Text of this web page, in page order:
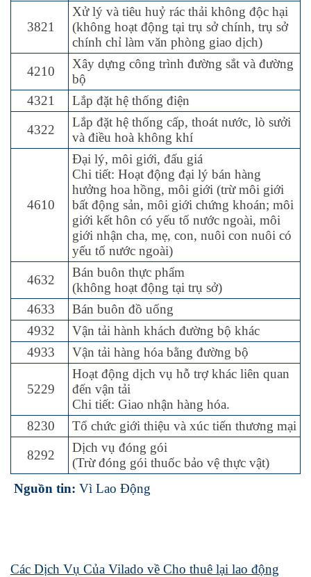
3821
Xử lý và tiêu huỷ rác thải không độc hại
(không hoạt động tại trụ sở chính, trụ sở
chính chỉ làm văn phòng giao dịch)
4210
Xây dựng công trình đường sắt và đường
bộ
4321
Lắp đặt hệ thống điện
4322
Lắp đặt hệ thống cấp, thoát nước, lò sưởi
và điều hoà không khí
4610
Đại lý, môi giới, đấu giá
Chi tiết: Hoạt động đại lý bán hàng
hưởng hoa hồng, môi giới (trừ môi giới
bất động sản, môi giới chứng khoán; môi
giới kết hôn có yếu tố nước ngoài, môi
giới nhận cha, mẹ, con, nuôi con nuôi có
yếu tố nước ngoài)
4632
Bán buôn thực phẩm
(không hoạt động tại trụ sở)
4633
Bán buôn đồ uống
4932
Vận tải hành khách đường bộ khác
4933
Vận tải hàng hóa bằng đường bộ
5229
Hoạt động dịch vụ hỗ trợ khác liên quan
đến vận tải
Chi tiết: Giao nhận hàng hóa.
8230
Tổ chức giới thiệu và xúc tiến thương mại
8292
Dịch vụ đóng gói
(Trừ đóng gói thuốc bảo vệ thực vật)
Nguồn tin: Vì Lao Động
Các Dịch Vụ Của Vilado về Cho thuê lại lao động